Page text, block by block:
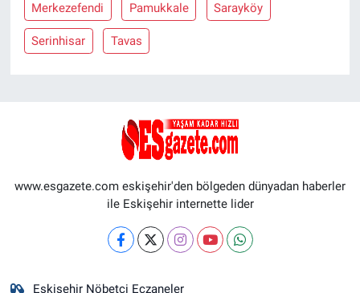
Merkezefendi Pamukkale Sarayköy
Serinhisar Tavas
www.esgazete.com eskişehir'den bölgeden dünyadan haberler
ile Eskişehir internette lider
Eskişehir Nöbetçi Eczaneler